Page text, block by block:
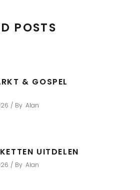
POSTS
& GOSPEL
By Alan
UITDELEN
By Alan